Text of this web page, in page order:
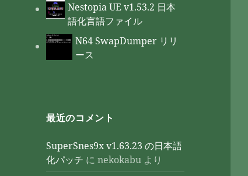
Nestopia UE v1.53.2 日本
語化言語ファイル
N64 SwapDumper リリ
ース
最近のコメント
SuperSnes9x v1.63.23 の日本語
化パッチ にnekokabu より